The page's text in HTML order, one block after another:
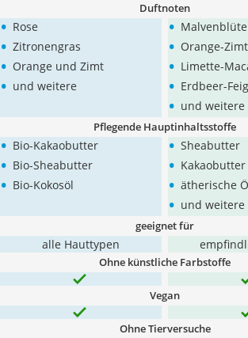
Duftnoten
• Rose
• Zitronengras
• Orange und Zimt
• und weitere
• Malvenblüte
• Orange-Zimt
• Limette-
• Erdbeer-
• und weitere
Pflegende Hauptinhaltsstoffe
• Bio-Kakaobutter
• Bio-Sheabutter
• Bio-Kokosöl
• Sheabutter
• Kakaobutter
• ätherische
• und weitere
geeignet für
alle Hauttypen
Ohne künstliche Farbstoffe
Vegan
Ohne Tierversuche